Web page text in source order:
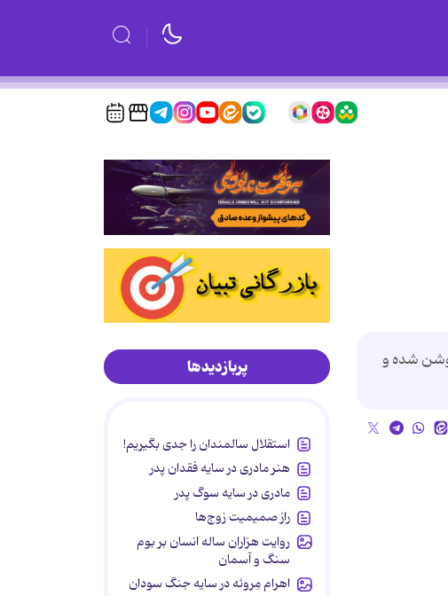
برتر روشن شده و
پربازدیدها
استقلال سالمندان را جدی بگیریم!
هنر مادری در سایه‌ فقدان پدر
مادری در سایه سوگ پدر
راز صمیمیت زوج‌ها
روایت هزاران ساله انسان بر بوم
سنگ و آسمان
اهرام مِروئه در سایه جنگ سودان